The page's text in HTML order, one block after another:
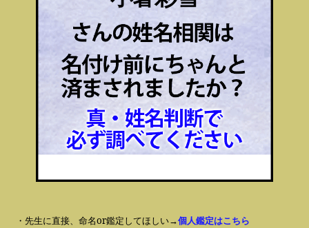
・先生に直接、命名or鑑定してほしい→個人鑑定はこちら